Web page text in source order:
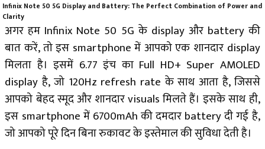
Infinix Note 50 5G Display and Battery: The Perfect Combination of Power and
Clarity
अगर हम Infinix Note 50 5G के display और battery की
बात करें, तो इस smartphone में आपको एक शानदार display
मिलता है। इसमें 6.77 इंच का Full HD+ Super AMOLED
display है, जो 120Hz refresh rate के साथ आता है, जिससे
आपको बेहद स्मूद और शानदार visuals मिलते हैं। इसके साथ ही,
इस smartphone में 6700mAh की दमदार battery दी गई है,
जो आपको पूरे दिन बिना रुकावट के इस्तेमाल की सुविधा देती है।